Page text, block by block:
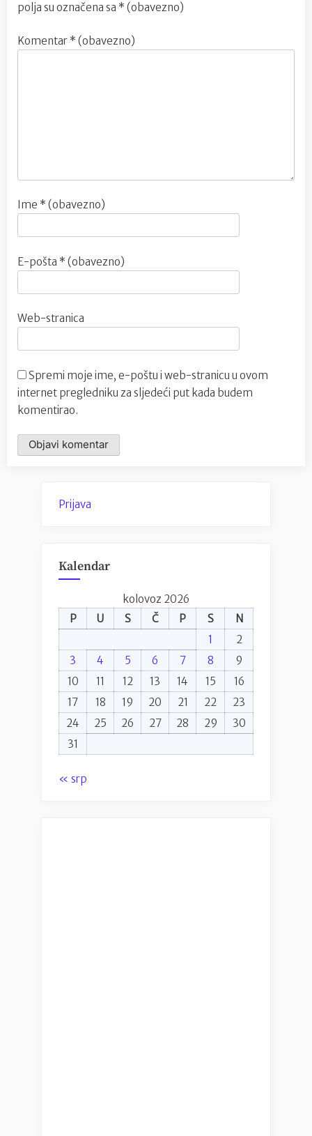
polja su označena sa * (obavezno)
Komentar * (obavezno)
Ime * (obavezno)
E-pošta * (obavezno)
Web-stranica
Spremi moje ime, e-poštu i web-stranicu u ovom
internet pregledniku za sljedeći put kada budem
komentirao.
Prijava
Kalendar
kolovoz 2026
P
U S Č P S
N
1
2
3
4 5 6 7 8
9
10
11 12 13 14 15
16
17
18 19 20 21 22
23
24
25 26 27 28 29
30
31
« srp